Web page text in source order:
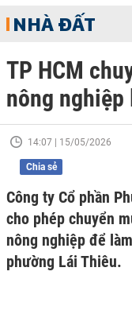
NHÀ ĐẤT
TP HCM
nông nghiệp
14:07 | 15/05/2026
Chia sẻ
Công ty Cổ phần
cho phép chuyển
nông nghiệp để
phường Lái Thiêu.